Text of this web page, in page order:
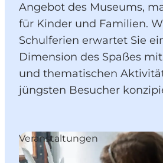
Angebot des Museums,
für Kinder und Familien.
Schulferien erwartet Sie
Dimension des Spaßes
und thematischen
jüngsten Besucher
Veranstaltungen